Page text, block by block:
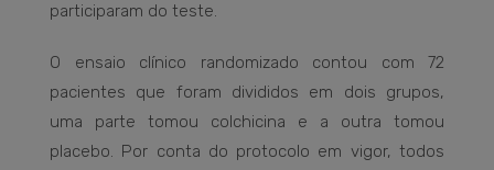
participaram do teste.
O ensaio clínico randomizado contou com 72
pacientes que foram divididos em dois grupos,
uma parte tomou colchicina e a outra tomou
placebo. Por conta do protocolo em vigor, todos